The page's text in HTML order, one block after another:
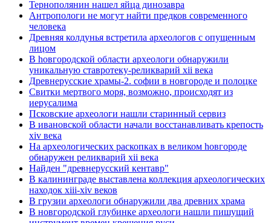
Тернополянин нашел яйца динозавра
Антропологи не могут найти предков современного
человека
Древняя колдунья встретила археологов с опущенным
лицом
В hовгородской области археологи обнаружили
уникальную ставротеку-реликварий xii века
Древнерусские храмы-2. софии в новгороде и полоцке
Свитки мертвого моря, возможно, происходят из
иерусалима
Псковские археологи нашли старинный сервиз
В ивановской области начали восстанавливать крепость
xiv века
Hа археологических раскопках в великом hовгороде
обнаружен реликварий xii века
Найден "древнерусский кентавр"
В калининграде выставлена коллекция археологических
находок xiii-xiv веков
В грузии археологи обнаружили два древних храма
В новгородской глубинке археологи нашли пишущий